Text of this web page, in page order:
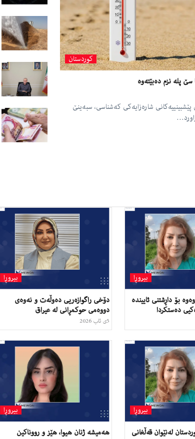
کوردستان
پلە نزم دەبێتەوە
پێشبینییەكانی شارەزایەكی كەشناسی، سبەینێ‌
بیروڕا
بۆ داڕشتنی ئایینده‌
دەستکردا
بیروڕا
دۆخی راگوازەریی دەوڵەت و نەوەی
دووەمی حوکمڕانی لە عیراق
5ی ئاب 2026
بیروڕا
لەنێوان قەڵغانی
بیروڕا
هەمیشە ژنان هیوا، هێز و رووناکین